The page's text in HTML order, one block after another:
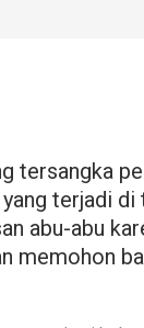
tersangka
terjadi di
abu-abu
memohon